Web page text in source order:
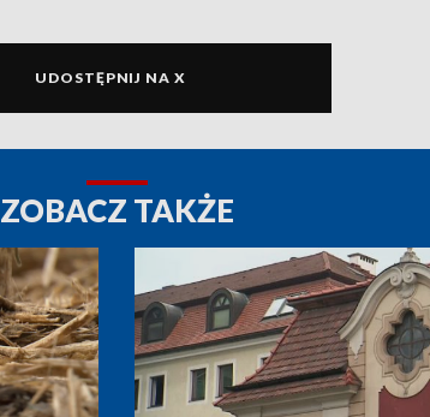
UDOSTĘPNIJ NA X
ZOBACZ TAKŻE